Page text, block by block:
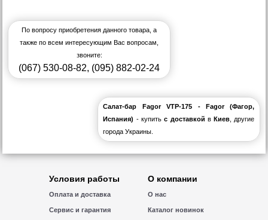
По вопросу приобретения данного товара, а
также по всем интересующим Вас вопросам,
звоните:
(067) 530-08-82, (095) 882-02-24
Салат-бар Fagor VTP-175 - Fagor (Фагор,
Испания) - купитьс доставкой вКиев , другие
города Украины.
Условия работы
Оплата и доставка
Сервис и гарантия
О компании
О нас
Каталог новинок